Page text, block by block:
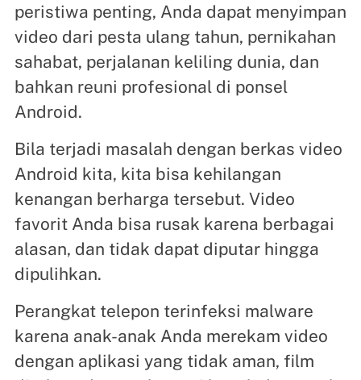
peristiwa penting, Anda dapat menyimpan
video dari pesta ulang tahun, pernikahan
sahabat, perjalanan keliling dunia, dan
bahkan reuni profesional di ponsel
Android.
Bila terjadi masalah dengan berkas video
Android kita, kita bisa kehilangan
kenangan berharga tersebut. Video
favorit Anda bisa rusak karena berbagai
alasan, dan tidak dapat diputar hingga
dipulihkan.
Perangkat telepon terinfeksi malware
karena anak-anak Anda merekam video
dengan aplikasi yang tidak aman, film